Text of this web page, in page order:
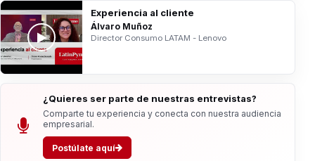
Experiencia al cliente
Álvaro Muñoz
Director Consumo LATAM - Lenovo
¿Quieres ser parte de nuestras entrevistas?
Comparte tu experiencia y conecta con nuestra audiencia
empresarial.
Postúlate aquí